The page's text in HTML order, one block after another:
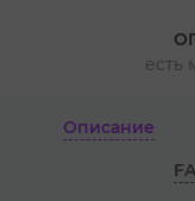
есть
Описание